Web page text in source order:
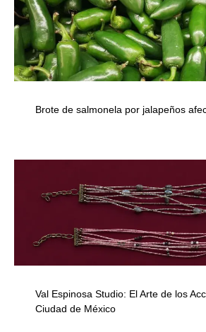
Brote de salmonela por jalapeños
Val Espinosa Studio: El Arte de los
Ciudad de México